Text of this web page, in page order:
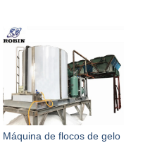
Máquina de flocos de gelo